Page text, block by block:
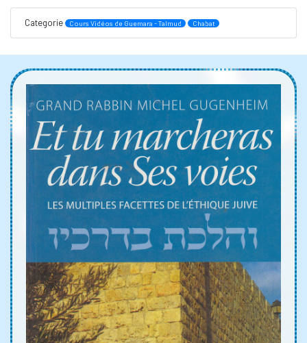
Categorie Cours Vidéos de Guemara - Talmud Chabat